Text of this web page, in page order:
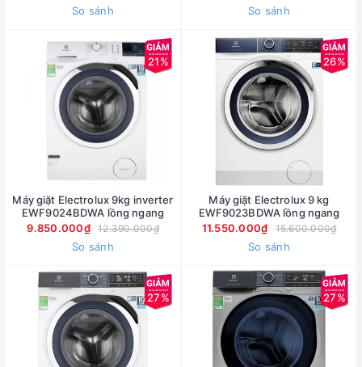
So sánh So sánh
21%
Máy giặt Electrolux 9kg inverter
EWF9024BDWA lồng ngang
9.850.000₫
12.390.000₫
So sánh
26%
Máy giặt Electrolux 9 kg
EWF9023BDWA lồng ngang
11.550.000₫
15.600.000₫
So sánh
27% 27%